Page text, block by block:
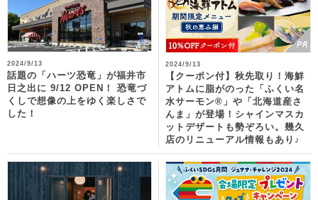
2024/9/13
話題の「ハーツ恐竜」が福井市
日之出に 9/12 OPEN！ 恐竜づ
くしで想像の上をゆく楽しさで
した！
2024/9/13
【クーポン付】秋先取り！海鮮
アトムに脂がのった「ふくい名
水サーモン®」や「北海道産さ
んま」が登場！シャインマスカ
ットデザートも勢ぞろい。幾久
店のリニューアル情報もあり♪